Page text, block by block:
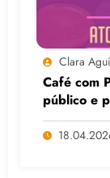
Clara
Café com
público e
no CPERS